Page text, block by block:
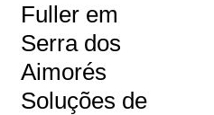
Fuller em
Serra dos
Aimorés
Soluções de